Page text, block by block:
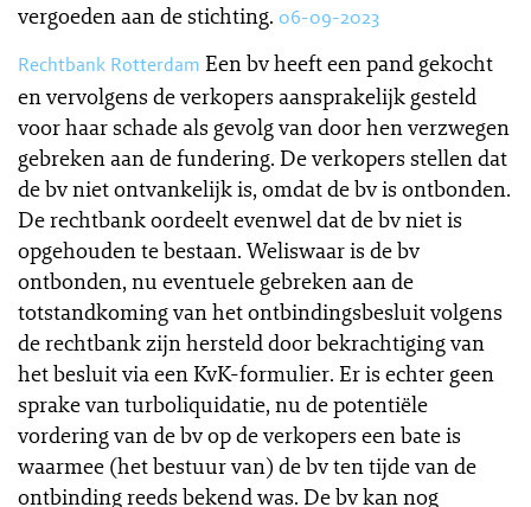
vergoeden aan de stichting. 06-09-2023
Rechtbank Rotterdam Een bv heeft een pand gekocht
en vervolgens de verkopers aansprakelijk gesteld
voor haar schade als gevolg van door hen verzwegen
gebreken aan de fundering. De verkopers stellen dat
de bv niet ontvankelijk is, omdat de bv is ontbonden.
De rechtbank oordeelt evenwel dat de bv niet is
opgehouden te bestaan. Weliswaar is de bv
ontbonden, nu eventuele gebreken aan de
totstandkoming van het ontbindingsbesluit volgens
de rechtbank zijn hersteld door bekrachtiging van
het besluit via een KvK-formulier. Er is echter geen
sprake van turboliquidatie, nu de potentiële
vordering van de bv op de verkopers een bate is
waarmee (het bestuur van) de bv ten tijde van de
ontbinding reeds bekend was. De bv kan nog